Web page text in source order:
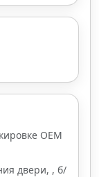
OEM
двери, , б/